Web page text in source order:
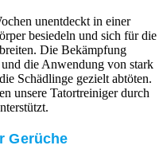
unentdeckt in einer
besiedeln und sich für die
Die Bekämpfung
die Anwendung von stark
Schädlinge gezielt abtöten.
unsere Tatortreiniger durch
Gerüche